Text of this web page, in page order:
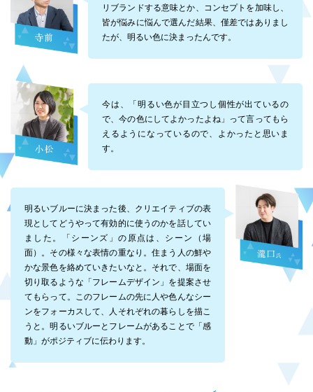
リブランドする意味とか、コンセプトを加味し、
皆が悩みに悩んで選んだ結果、僅差ではありまし
たが、明るい色に決まったんです。
今は、「明るい色が目立つし個性が出ているの
で、今の色にしてよかったよね」って言ってもら
えるようになっているので、よかったと思いま
す。
明るいブルーに決まった後、クリエイティブの表
現としてどうやって有効的に使うのかを話してい
ました。「シーンズ」の原点は、シーン（場
面）。その様々な表情の重なり。住まう人の鮮や
かな景色を絡めていきたいなと。それで、場面を
切り取るような「フレームデザイン」を提案させ
てもらって。このフレームの先に人や色んなシー
ンをフォーカスして、人それぞれの暮らしを描こ
うと。明るいブルーとフレームがあることで「感
動」がポジティブに伝わります。